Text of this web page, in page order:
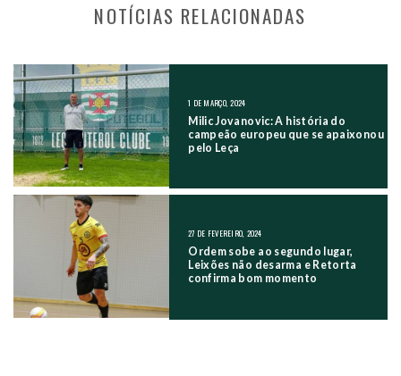
NOTÍCIAS RELACIONADAS
NAVEGAÇÃO NOS POSTS
1 DE MARÇO, 2024
Milic Jovanovic: A história do
campeão europeu que se apaixonou
pelo Leça
27 DE FEVEREIRO, 2024
Ordem sobe ao segundo lugar,
Leixões não desarma e Retorta
confirma bom momento